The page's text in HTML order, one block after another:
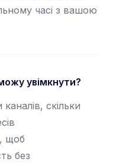
часі з вашою
увімкнути?
скільки
щоб
без